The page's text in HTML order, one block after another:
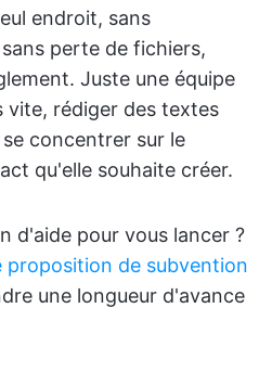
endroit, sans
perte de fichiers,
Juste une équipe
vite, rédiger des textes
concentrer sur le
qu'elle souhaite créer.
d'aide pour vous lancer ?
proposition de subvention
une longueur d'avance